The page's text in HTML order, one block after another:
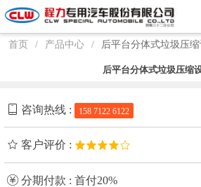
首页 / 产品中心 / 后平台分体式垃圾压
后平台分体式垃圾压缩
咨询热线 : 158 7122 6122
客户评价 :
分期付款 : 首付20%